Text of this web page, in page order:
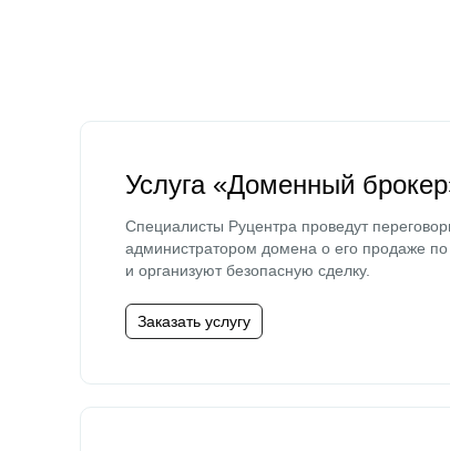
Услуга «Доменный
Специалисты Руцентра проведут
администратором домена о его продаже
и организуют безопасную сделку.
Заказать услугу